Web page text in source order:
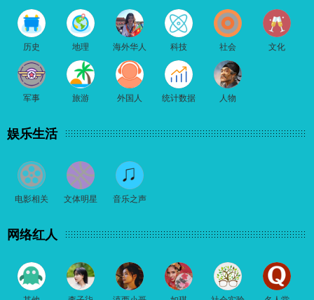
历史 地理 海外华人 科技 社会 文化
军事 旅游 外国人 统计数据 人物
娱乐生活
电影相关 文体明星 音乐之声
网络红人